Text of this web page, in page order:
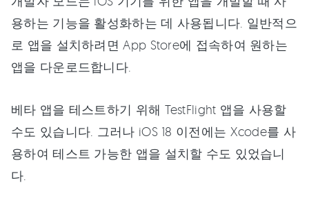
용하는 기능을 활성화하는 데 사용됩니다. 일반적으
로 앱을 설치하려면 App Store에 접속하여 원하는
앱을 다운로드합니다.
베타 앱을 테스트하기 위해 TestFlight 앱을 사용할
수도 있습니다. 그러나 iOS 18 이전에는 Xcode를 사
용하여 테스트 가능한 앱을 설치할 수도 있었습니
다.